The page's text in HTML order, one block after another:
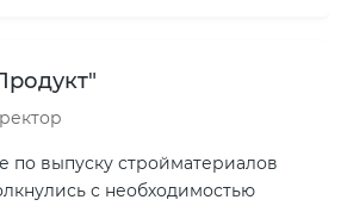
по выпуску стройматериалов
с необходимостью